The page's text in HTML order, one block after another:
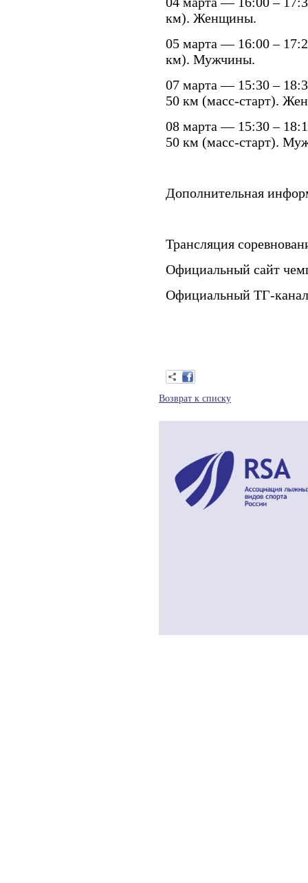
км). Женщины.
05 марта — 16:00 –
км). Мужчины.
07 марта — 15:30 –
50 км (масс-старт).
08 марта — 15:30 –
50 км (масс-старт).
Дополнительная
Трансляция
Официальный сайт
Официальный ТГ-
Возврат к списку